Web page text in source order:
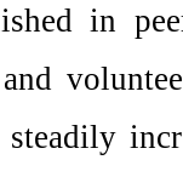
in